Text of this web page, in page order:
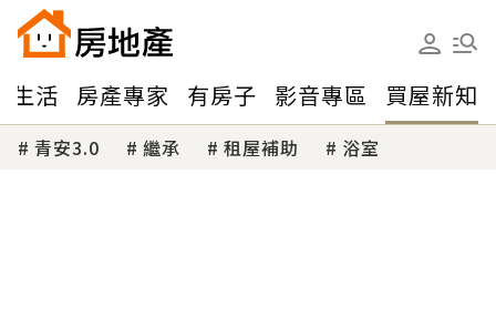
生活 房產專家 有房子 影音專區 買屋新知
青安3.0 繼承 租屋補助 浴室